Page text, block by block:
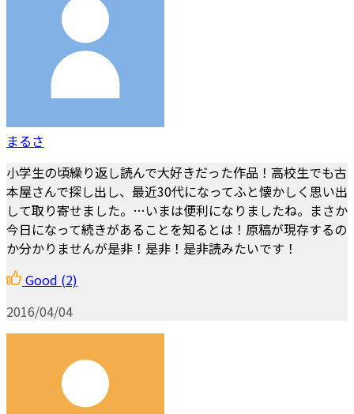
まるさ
小学生の頃繰り返し読んで大好きだった作品！高校生でも古
本屋さんで探し出し、最近30代になってふと懐かしく思い出
して取り寄せました。…いまは便利になりましたね。まさか
今日になって続きがあることを知るとは！原稿が現存するの
か分かりませんが是非！是非！是非読みたいです！
Good (2)
2016/04/04